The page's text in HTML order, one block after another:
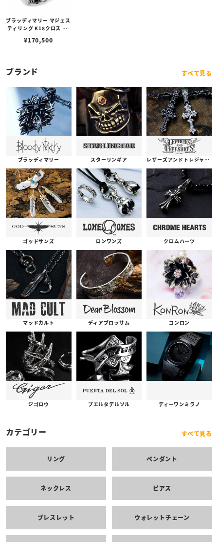
ブラッディマリー マジェス
ティリング K18クロス w/
¥170,500
ブランド すべて見る
ブラッディマリー スターリンギア レザーズアンドトレジャーズ
ゴッドサンズ ロンワンズ クロムハーツ
マッドカルト ディアブロッサム コンロン
ジゴロウ プエルタデルソル ディーワンミラノ
カテゴリー すべて見る
リング ペンダント
ネックレス ピアス
ブレスレット ウォレットチェーン